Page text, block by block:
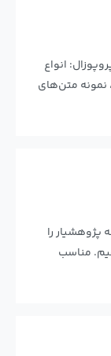
انواع
نمونه متن‌های
پژوهشیار را
مناسب